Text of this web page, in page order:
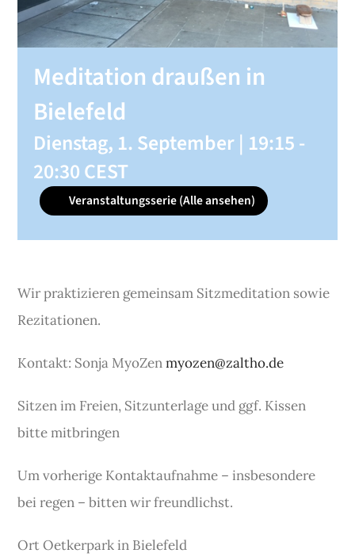
SHOP
KONTAKT
Spenden
Meditation draußen in
Bielefeld
Dienstag, 1. September | 19:15-
20:30CEST
Veranstaltungsserie(Alle ansehen)
Wir praktizieren gemeinsam Sitzmeditation sowie
Rezitationen.
Kontakt: Sonja MyoZenmyozen@zaltho.de
Sitzen im Freien, Sitzunterlage und ggf. Kissen
bitte mitbringen
Um vorherige Kontaktaufnahme – insbesondere
bei regen – bitten wir freundlichst.
OrtOetkerpark in Bielefeld